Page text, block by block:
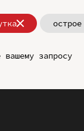
острое
запросу